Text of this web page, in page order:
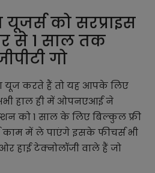
यूजर्स को सरप्राइस
से 1 साल तक
गो
यूज करते हैं तो यह आपके लिए
हाल ही में ओपनएआई ने
को 1 साल के लिए बिल्कुल फ्री
काम में ले पाएंगे इसके फीचर्स भी
हाई टेक्नोलॉजी वाले हैं जो